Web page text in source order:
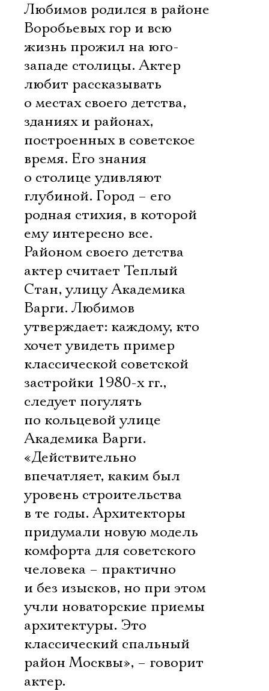
Любимов родился в районе
Воробьевых гор и всю
жизнь прожил на юго-
западе столицы. Актер
любит рассказывать
о местах своего детства,
зданиях и районах,
построенных в советское
время. Его знания
о столице удивляют
глубиной. Город – его
родная стихия, в которой
ему интересно все.
Районом своего детства
актер считает Теплый
Стан, улицу Академика
Варги. Любимов
утверждает: каждому, кто
хочет увидеть пример
классической советской
застройки 1980-х гг.,
следует погулять
по кольцевой улице
Академика Варги.
«Действительно
впечатляет, каким был
уровень строительства
в те годы. Архитекторы
придумали новую модель
комфорта для советского
человека – практично
и без изысков, но при этом
учли новаторские приемы
архитектуры. Это
классический спальный
район Москвы», – говорит
актер.